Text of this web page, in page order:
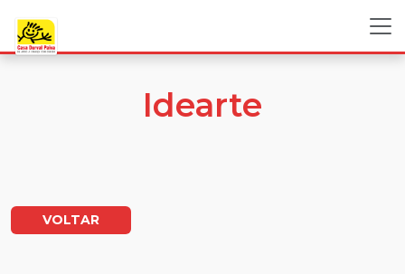
Idearte
VOLTAR